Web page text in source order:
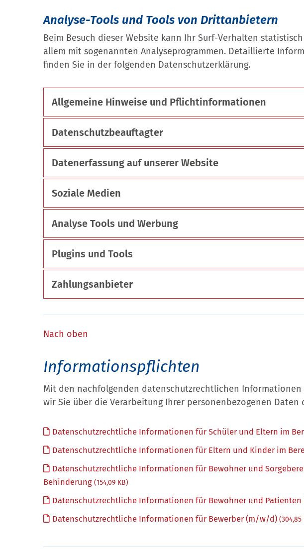
Analyse-Tools und Tools von Drittanbietern
Beim Besuch dieser Website kann Ihr Surf-Verhalten
allem mit sogenannten Analyseprogrammen. Detaillierte
finden Sie in der folgenden Datenschutzerklärung.
Allgemeine Hinweise und Pflichtinformationen
Datenschutzbeauftagter
Datenerfassung auf unserer Website
Soziale Medien
Analyse Tools und Werbung
Plugins und Tools
Zahlungsanbieter
Nach oben
Informationspflichten
Mit den nachfolgenden datenschutzrechtlichen Informationen
wir Sie über die Verarbeitung Ihrer personenbezogenen Daten
Datenschutzrechtliche Informationen für Schüler und Eltern im
Datenschutzrechtliche Informationen für Eltern und Kinder im
Datenschutzrechtliche Informationen für Bewohner und
Behinderung (154,09 KB)
Datenschutzrechtliche Informationen für Bewohner und Patienten
Datenschutzrechtliche Informationen für Bewerber (m/w/d) (304,85